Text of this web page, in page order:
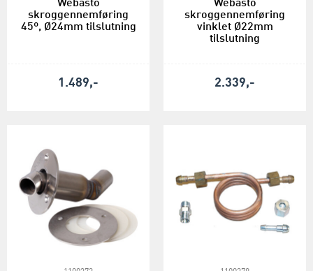
Webasto
skroggennemføring
45º, Ø24mm tilslutning
1.489,-
Webasto
skroggennemføring
vinklet Ø22mm
tilslutning
2.339,-